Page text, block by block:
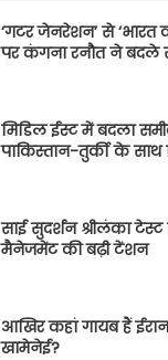
‘गटर जेनरेशन’ से ‘भारत
पर कंगना रनौत ने बदले
मिडिल ईस्ट में बदला
पाकिस्तान-तुर्की के साथ
साई सुदर्शन श्रीलंका टेस्ट
मैनेजमेंट की बढ़ी टेंशन
आखिर कहां गायब हैं
खामेनेई?